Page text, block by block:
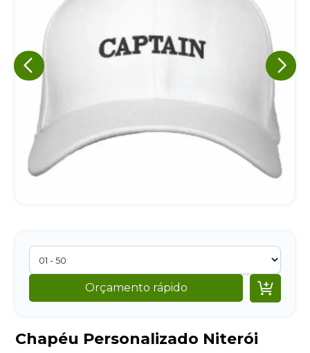
Orçamento rápido 
Chapéu Personalizado Niterói
A nossa empresa está comprometida a proteger e respeitar
sua privacidade, utilizaremos seus dados apenas para fins
de marketing. Você pode alterar suas preferências a
qualquer momento.